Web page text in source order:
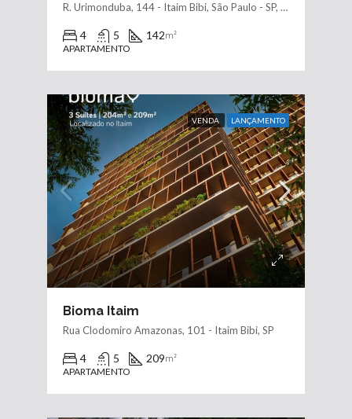
R. Urimonduba, 144 - Itaim Bibi, São Paulo - SP, 04530-080, Brasil
4 5 142m²
APARTAMENTO
VENDA LANÇAMENTO
Bioma Itaim
Rua Clodomiro Amazonas, 101 - Itaim Bibi, SP
4 5 209m²
APARTAMENTO